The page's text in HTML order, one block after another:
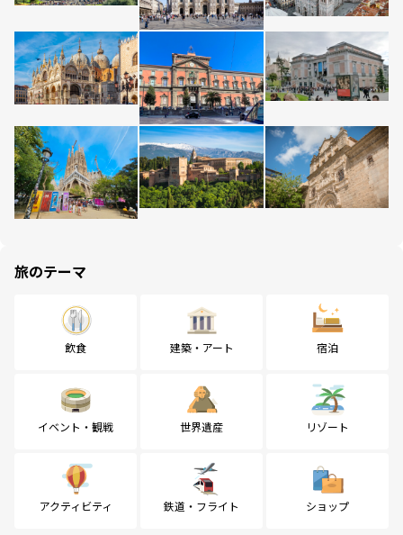
旅のテーマ
飲食 建築・アート 宿泊
イベント・観戦 世界遺産 リゾート
アクティビティ 鉄道・フライト ショップ